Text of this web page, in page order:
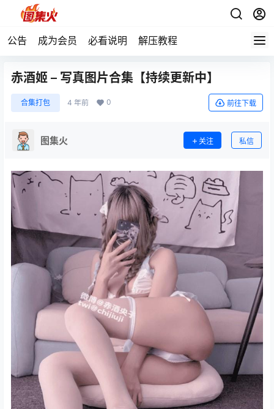
公告 成为会员 必看说明 解压教程
赤酒姬 – 写真图片合集【持续更新中】
合集打包 4 年前 0 前往下载
图集火 关注 私信